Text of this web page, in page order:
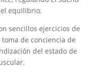
equilibrio.
sencillos ejercicios de
de conciencia de
del estado de